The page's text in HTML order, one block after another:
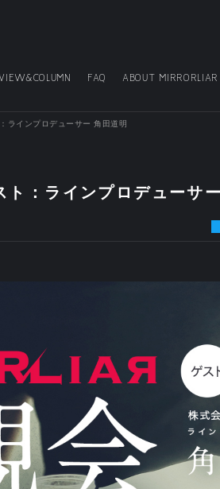
FAQ ABOUT MIRRORLIAR
ラインプロデューサー 角田道明
：ラインプロデューサ